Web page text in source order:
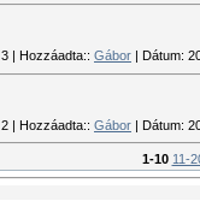
3 | Hozzáadta:: Gábor | Dátum:
2 | Hozzáadta:: Gábor | Dátum:
1-10 11-